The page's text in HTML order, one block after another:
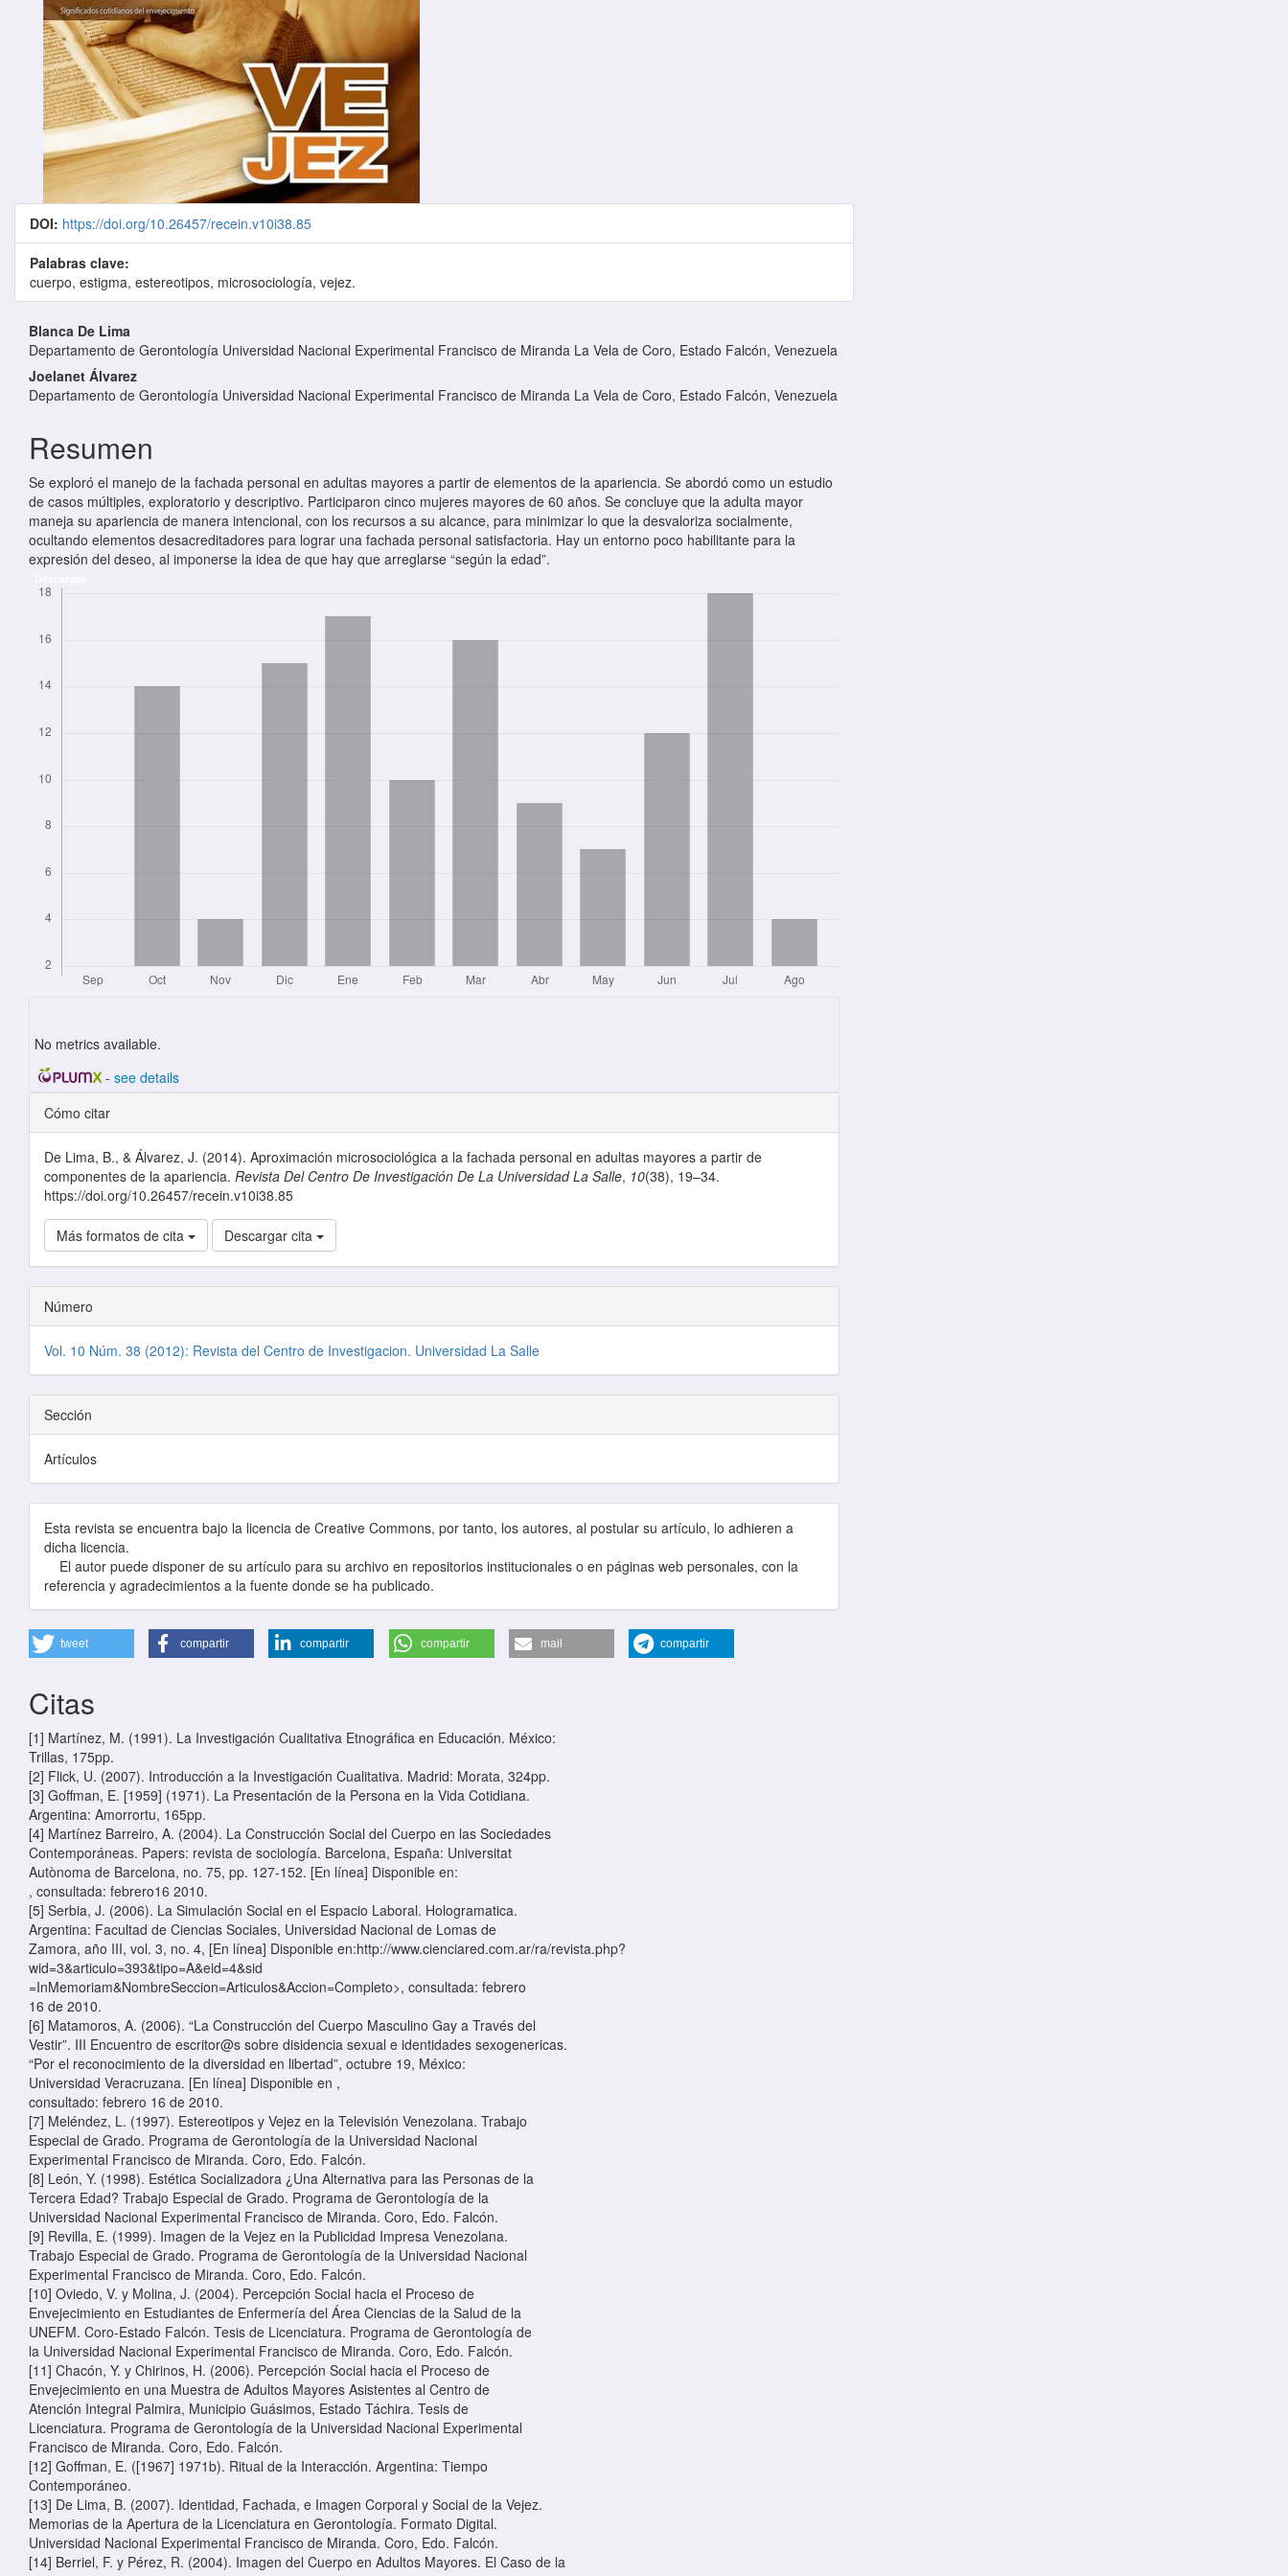
DOI: https://doi.org/10.26457/recein.v10i38.85
Palabras clave:
cuerpo, estigma, estereotipos, microsociología, vejez.
Contenido principal del artículo
Blanca De Lima
Departamento de Gerontología Universidad Nacional Experimental Francisco de Miranda La Vela de Coro, Estado Falcón, Venezuela
Joelanet Álvarez
Departamento de Gerontología Universidad Nacional Experimental Francisco de Miranda La Vela de Coro, Estado Falcón, Venezuela
Resumen
Se exploró el manejo de la fachada personal en adultas mayores a partir de elementos de la apariencia. Se abordó como un estudio
de casos múltiples, exploratorio y descriptivo. Participaron cinco mujeres mayores de 60 años. Se concluye que la adulta mayor
maneja su apariencia de manera intencional, con los recursos a su alcance, para minimizar lo que la desvaloriza socialmente,
ocultando elementos desacreditadores para lograr una fachada personal satisfactoria. Hay un entorno poco habilitante para la
expresión del deseo, al imponerse la idea de que hay que arreglarse “según la edad”.
No metrics available.
- see details
Detalles del artículo
Cómo citar
De Lima, B., & Álvarez, J. (2014). Aproximación microsociológica a la fachada personal en adultas mayores a partir de
componentes de la apariencia. Revista Del Centro De Investigación De La Universidad La Salle, 10(38), 19–34.
https://doi.org/10.26457/recein.v10i38.85
Más formatos de cita Descargar cita
Número
Vol. 10 Núm. 38 (2012): Revista del Centro de Investigacion. Universidad La Salle
Sección
Artículos
Esta revista se encuentra bajo la licencia de Creative Commons, por tanto, los autores, al postular su artículo, lo adhieren a
dicha licencia.
El autor puede disponer de su artículo para su archivo en repositorios institucionales o en páginas web personales, con la
referencia y agradecimientos a la fuente donde se ha publicado.
tweet compartir compartir compartir mail compartir
Citas
[1] Martínez, M. (1991). La Investigación Cualitativa Etnográfica en Educación. México:
Trillas, 175pp.
[2] Flick, U. (2007). Introducción a la Investigación Cualitativa. Madrid: Morata, 324pp.
[3] Goffman, E. [1959] (1971). La Presentación de la Persona en la Vida Cotidiana.
Argentina: Amorrortu, 165pp.
[4] Martínez Barreiro, A. (2004). La Construcción Social del Cuerpo en las Sociedades
Contemporáneas. Papers: revista de sociología. Barcelona, España: Universitat
Autònoma de Barcelona, no. 75, pp. 127-152. [En línea] Disponible en:
, consultada: febrero16 2010.
[5] Serbia, J. (2006). La Simulación Social en el Espacio Laboral. Hologramatica.
Argentina: Facultad de Ciencias Sociales, Universidad Nacional de Lomas de
Zamora, año III, vol. 3, no. 4, [En línea] Disponible en:http://www.cienciared.com.ar/ra/revista.php?
wid=3&articulo=393&tipo=A&eid=4&sid
=InMemoriam&NombreSeccion=Articulos&Accion=Completo>, consultada: febrero
16 de 2010.
[6] Matamoros, A. (2006). “La Construcción del Cuerpo Masculino Gay a Través del
Vestir”. III Encuentro de escritor@s sobre disidencia sexual e identidades sexogenericas.
“Por el reconocimiento de la diversidad en libertad”, octubre 19, México:
Universidad Veracruzana. [En línea] Disponible en ,
consultado: febrero 16 de 2010.
[7] Meléndez, L. (1997). Estereotipos y Vejez en la Televisión Venezolana. Trabajo
Especial de Grado. Programa de Gerontología de la Universidad Nacional
Experimental Francisco de Miranda. Coro, Edo. Falcón.
[8] León, Y. (1998). Estética Socializadora ¿Una Alternativa para las Personas de la
Tercera Edad? Trabajo Especial de Grado. Programa de Gerontología de la
Universidad Nacional Experimental Francisco de Miranda. Coro, Edo. Falcón.
[9] Revilla, E. (1999). Imagen de la Vejez en la Publicidad Impresa Venezolana.
Trabajo Especial de Grado. Programa de Gerontología de la Universidad Nacional
Experimental Francisco de Miranda. Coro, Edo. Falcón.
[10] Oviedo, V. y Molina, J. (2004). Percepción Social hacia el Proceso de
Envejecimiento en Estudiantes de Enfermería del Área Ciencias de la Salud de la
UNEFM. Coro-Estado Falcón. Tesis de Licenciatura. Programa de Gerontología de
la Universidad Nacional Experimental Francisco de Miranda. Coro, Edo. Falcón.
[11] Chacón, Y. y Chirinos, H. (2006). Percepción Social hacia el Proceso de
Envejecimiento en una Muestra de Adultos Mayores Asistentes al Centro de
Atención Integral Palmira, Municipio Guásimos, Estado Táchira. Tesis de
Licenciatura. Programa de Gerontología de la Universidad Nacional Experimental
Francisco de Miranda. Coro, Edo. Falcón.
[12] Goffman, E. ([1967] 1971b). Ritual de la Interacción. Argentina: Tiempo
Contemporáneo.
[13] De Lima, B. (2007). Identidad, Fachada, e Imagen Corporal y Social de la Vejez.
Memorias de la Apertura de la Licenciatura en Gerontología. Formato Digital.
Universidad Nacional Experimental Francisco de Miranda. Coro, Edo. Falcón.
[14] Berriel, F. y Pérez, R. (2004). Imagen del Cuerpo en Adultos Mayores. El Caso de la